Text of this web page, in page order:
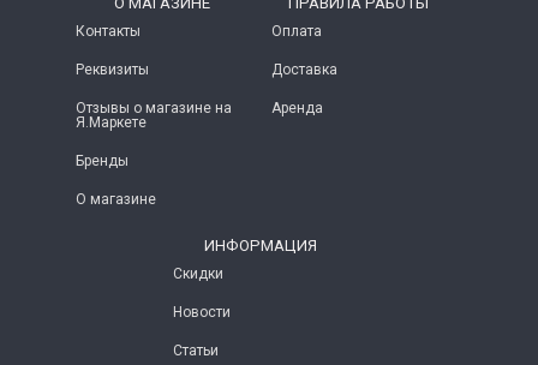
Контакты
Реквизиты
Отзывы о магазине на
Я.Маркете
Бренды
О магазине
Оплата
Доставка
Аренда
ИНФОРМАЦИЯ
Скидки
Новости
Статьи